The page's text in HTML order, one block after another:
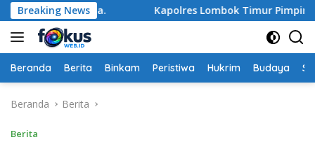
Langsung
ke
konten
Breaking News
Janapria. Kapolres Lombok Timur Pimpin Apel Pagi,
Beranda Berita Binkam Peristiwa Hukrim Budaya
Beranda Berita
Berita